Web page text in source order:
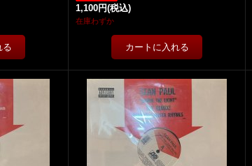
1,100円(税込)
在庫わずか